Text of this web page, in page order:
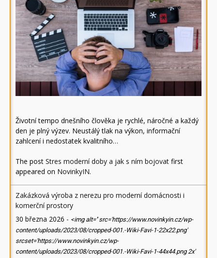
Životní tempo dnešního člověka je rychlé, náročné a každý
den je plný výzev. Neustálý tlak na výkon, informační
zahlcení i nedostatek kvalitního…
The post Stres moderní doby a jak s ním bojovat first
appeared on NovinkyIN.
Zakázková výroba z nerezu pro moderní domácnosti i
komerční prostory
30 března 2026 - <img alt='' src='https://www.novinkyin.cz/wp-
content/uploads/2023/08/cropped-001.-Wiki-Favi-1-22x22.png'
srcset='https://www.novinkyin.cz/wp-
content/uploads/2023/08/cropped-001.-Wiki-Favi-1-44x44.png 2x'